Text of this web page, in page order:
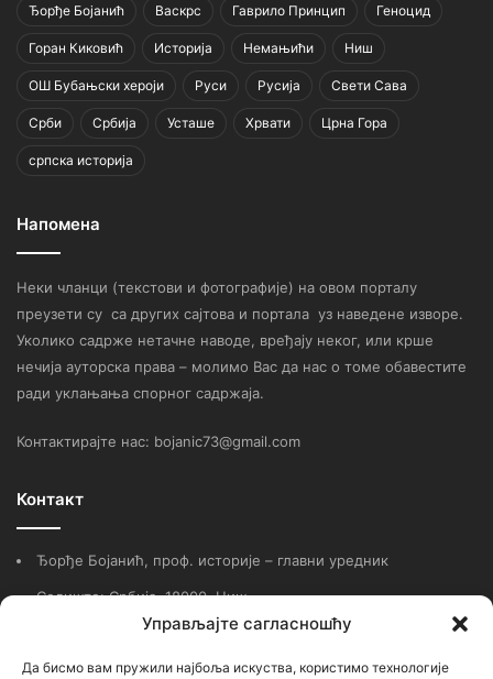
Управљајте сагласношћу
Да бисмо вам пружили најбоља искуства, користимо технологије
Ђорђе Бојанић Васкрс Гаврило Принцип Геноцид
Горан Киковић Историја Немањићи Ниш
ОШ Бубањски хероји Руси Русија Свети Сава
Срби Србија Усташе Хрвати Црна Гора
српска историја
Напомена
Неки чланци (текстови и фотографије) на овом порталу
преузети су са других сајтова и портала уз наведене изворе.
Уколико садрже нетачне наводе, вређају неког, или крше
нечија ауторска права – молимо Вас да нас о томе обавестите
ради уклањања спорног садржаја.
Контактирајте нас: bojanic73@gmail.com
Контакт
Ђорђе Бојанић, проф. историје – главни уредник
Седиште: Србија, 18000, Ниш
Контакт: тел. +381 652061021
редакција –bojanic73@gmail.com